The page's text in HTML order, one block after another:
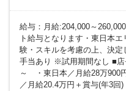
給与：月給:204,000～
ト給与となります・東日本
験・スキルを考慮の上、決
手当あり ※試用期間なし ■
～ ・東日本／月給28万900
／月給20.4万円＋賞与(年3回